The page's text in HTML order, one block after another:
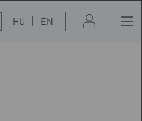
HU EN